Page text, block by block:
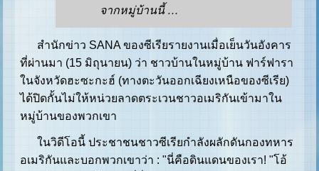
จากหมู่บ้านนี้ …
สำนักข่าว SANA ของซีเรียรายงานเมื่อเย็นวันอังคาร
ที่ผ่านมา (15 มิถุนายน) ว่า ชาวบ้านในหมู่บ้าน ฟาร์ฟารา
ในจังหวัดฮะซะกะฮ์ (ทางตะวันออกเฉียงเหนือของซีเรีย)
ได้ปิดกั้นไม่ให้หน่วยลาดตระเวนชาวอเมริกันเข้ามาใน
หมู่บ้านของพวกเขา
ในวิดีโอนี้ ประชาชนชาวซีเรียกำลังผลักดันกองทหาร
อเมริกันและบอกพวกเขาว่า : "นี่คือดินแดนของเรา! "โอ้